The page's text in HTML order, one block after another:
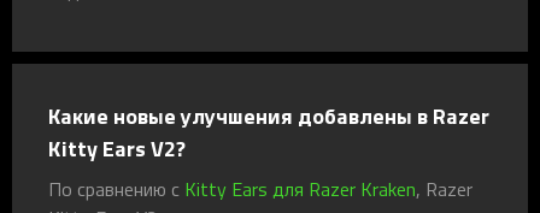
Какие новые улучшения добавлены в Razer
Kitty Ears V2?
По сравнению с Kitty Ears для Razer Kraken, Razer